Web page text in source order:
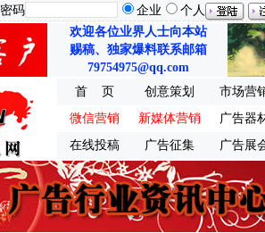
密码 企业
个人
欢迎各位业界人士向本站
赐稿、独家爆料联系邮箱
79754975@qq.com
首 页
创意策划
市场营
微信营销
新媒体营销
广告器
在线投稿
广告征集 广告展